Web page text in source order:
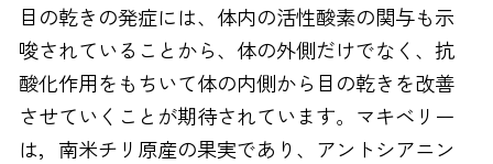
目の乾きの発症には、体内の活性酸素の関与も示
唆されていることから、体の外側だけでなく、抗
酸化作用をもちいて体の内側から目の乾きを改善
させていくことが期待されています。マキベリー
は，南米チリ原産の果実であり、アントシアニン